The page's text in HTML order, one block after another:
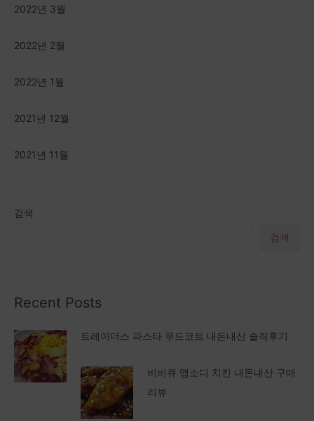
검색
검색
Recent Posts
트레이더스 파스타 푸드코트 내돈내산 솔직후기
비비큐 맵소디 치킨 내돈내산 구매
리뷰
2022년 3월
2022년 2월
2022년 1월
2021년 12월
2021년 11월